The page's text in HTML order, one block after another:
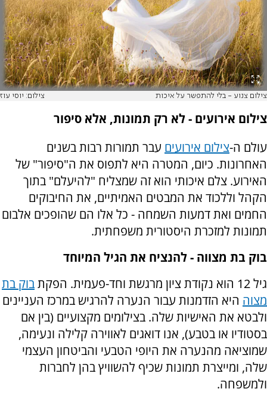
צילום צנוע - בלי להתפשר על איכות צילום: יוסי עוז
צילום אירועים - לא רק תמונות, אלא סיפור
עולם ה-צילום אירועים עבר תמורות רבות בשנים
האחרונות. כיום, המטרה היא לתפוס את ה"סיפור" של
האירוע. צלם איכותי הוא זה שמצליח "להיעלם" בתוך
הקהל וללכוד את המבטים האמיתיים, את החיבוקים
החמים ואת דמעות השמחה - כל אלו הם שהופכים אלבום
תמונות למזכרת היסטורית משפחתית.
בוק בת מצווה - להנציח את הגיל המיוחד
גיל 12 הוא נקודת ציון מרגשת וחד-פעמית. הפקת
בוק בת
מצוה היא הזדמנות עבור הנערה להרגיש במרכז העניינים
ולבטא את האישיות שלה. בצילומים מקצועיים (בין אם
בסטודיו או בטבע), אנו דואגים לאווירה קלילה ונעימה,
שמוציאה מהנערה את היופי הטבעי והביטחון העצמי
שלה, ומייצרת תמונות שכיף להשוויץ בהן לחברות
ולמשפחה.